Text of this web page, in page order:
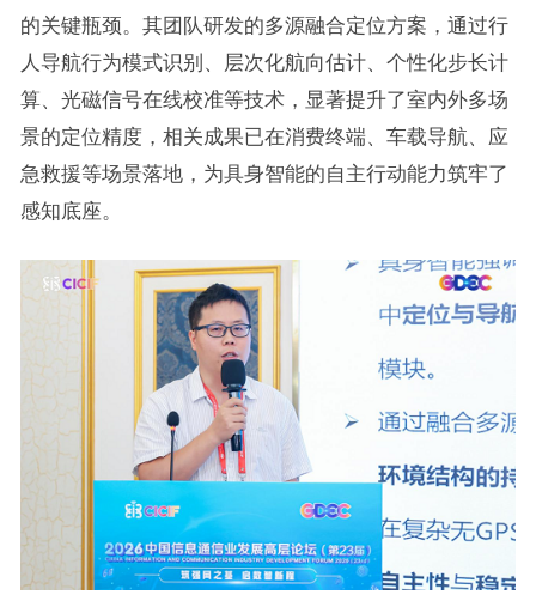
的关键瓶颈。其团队研发的多源融合定位方案，通过行
人导航行为模式识别、层次化航向估计、个性化步长计
算、光磁信号在线校准等技术，显著提升了室内外多场
景的定位精度，相关成果已在消费终端、车载导航、应
急救援等场景落地，为具身智能的自主行动能力筑牢了
感知底座。